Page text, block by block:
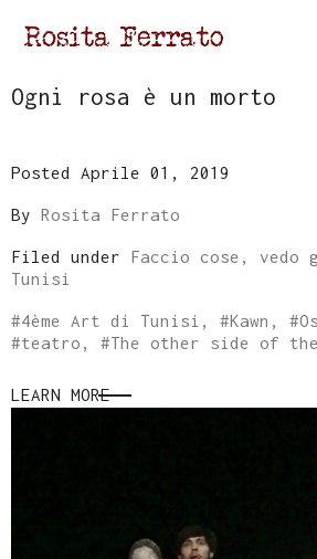
Ogni rosa è un morto
Posted Aprile 01, 2019
By Rosita Ferrato
Filed under Faccio cose, vedo
Tunisi
#4ème Art di Tunisi , #Kawn , #
#teatro , #The other side of
LEARN MORE